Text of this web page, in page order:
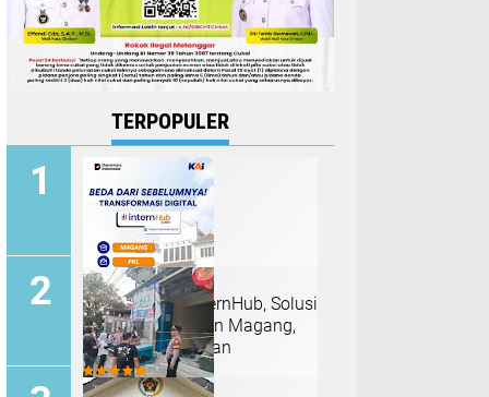
TERPOPULER
KAI Hadirkan InternHub, Solusi
Praktis Pengajuan Magang,
PKL, dan Penelitian